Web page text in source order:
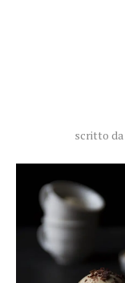
scritto da